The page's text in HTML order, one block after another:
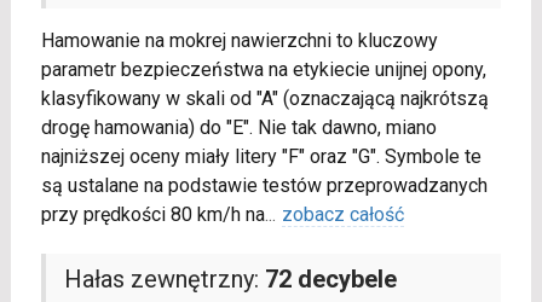
Hamowanie na mokrej nawierzchni to kluczowy
parametr bezpieczeństwa na etykiecie unijnej opony,
klasyfikowany w skali od "A" (oznaczającą najkrótszą
drogę hamowania) do "E". Nie tak dawno, miano
najniższej oceny miały litery "F" oraz "G". Symbole te
są ustalane na podstawie testów przeprowadzanych
przy prędkości 80 km/h na... zobacz całość
Hałas zewnętrzny: 72 decybele